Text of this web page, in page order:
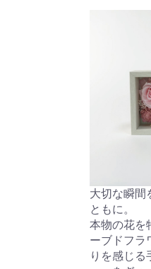
大切な瞬間
ともに。
本物の花を
ーブドフラ
りを感じる